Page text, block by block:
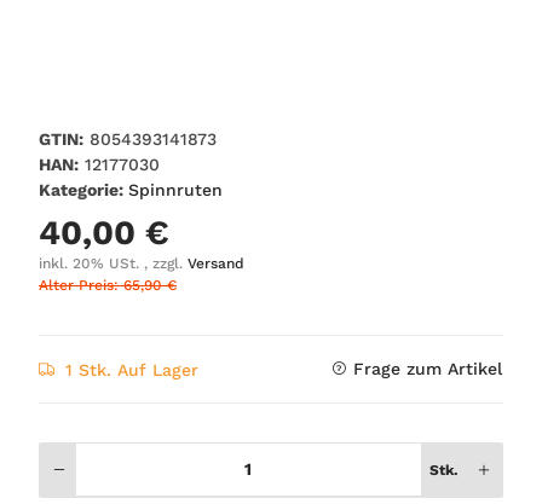
GTIN: 8054393141873
HAN: 12177030
Kategorie: Spinnruten
40,00 €
inkl. 20% USt. , zzgl. Versand
Alter Preis: 65,90 €
1 Stk. Auf Lager Frage zum Artikel
Stk.